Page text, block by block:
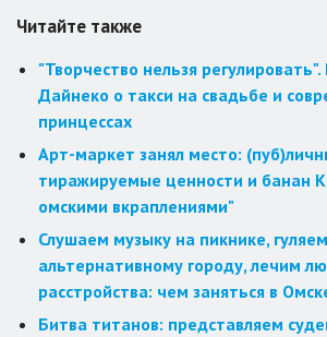
Читайте также
"Творчество нельзя
Дайнеко о такси на свадьбе и
принцессах
Арт-маркет занял место:
тиражируемые ценности и банан
омскими вкраплениями"
Слушаем музыку на пикнике,
альтернативному городу, лечим
расстройства: чем заняться в
Битва титанов: представляем